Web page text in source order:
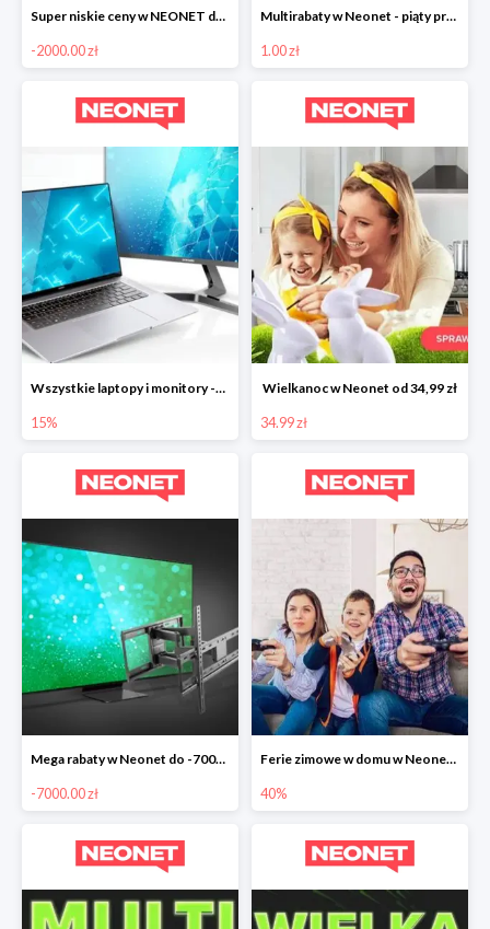
Super niskie ceny w NEONET do -2000zł
-2000.00 zł
Multirabaty w Neonet - piąty produkt za 1 zł
1.00 zł
Wszystkie laptopy i monitory -15%
15%
Wielkanoc w Neonet od 34,99 zł
34.99 zł
Mega rabaty w Neonet do -7000 zł
-7000.00 zł
Ferie zimowe w domu w Neonet do -40%
40%